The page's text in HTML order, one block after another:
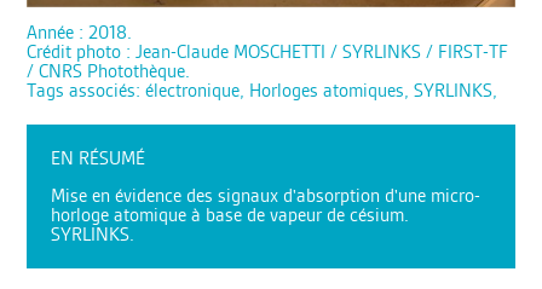
Année : 2018.
Crédit photo : Jean-Claude MOSCHETTI / SYRLINKS / FIRST-TF
/ CNRS Photothèque.
Tags associés: électronique, Horloges atomiques, SYRLINKS,
EN RÉSUMÉ
Mise en évidence des signaux d'absorption d'une micro-
horloge atomique à base de vapeur de césium.
SYRLINKS.